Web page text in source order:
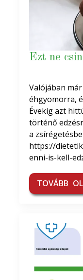
Ezt ne
Valójában
éhgyomorra,
Évekig azt
történő
a
https://
enni-is-kell-
TOVÁBB